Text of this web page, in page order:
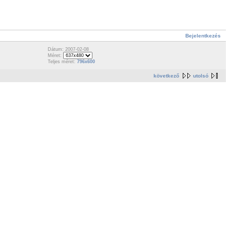
Bejelentkezés
Dátum: 2007-02-08
Méret:
Teljes méret: 796x600
következő utolsó